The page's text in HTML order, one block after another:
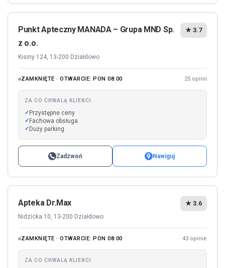
Punkt Apteczny MANADA – Grupa MND Sp.
z o.o.
Kisiny 124, 13-200 Działdowo
★ 3.7
ZAMKNIĘTE · OTWARCIE: PON 08:00 25 opinii
ZA CO CHWALĄ KLIENCI
Przystępne ceny
Fachowa obsługa
Duży parking
Zadzwoń Nawiguj
Apteka Dr.Max
Nidzicka 10, 13-200 Działdowo
★ 3.6
ZAMKNIĘTE · OTWARCIE: PON 08:00 43 opinie
ZA CO CHWALĄ KLIENCI